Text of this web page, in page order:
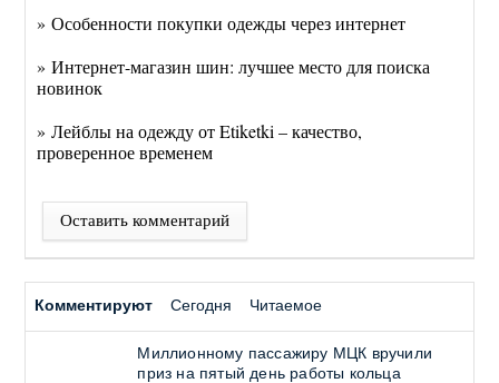
» Особенности покупки одежды через интернет
» Интернет-магазин шин: лучшее место для поиска
новинок
» Лейблы на одежду от Etiketki – качество,
проверенное временем
Оставить комментарий
Комментируют Сегодня Читаемое
Миллионному пассажиру МЦК вручили
приз на пятый день работы кольца